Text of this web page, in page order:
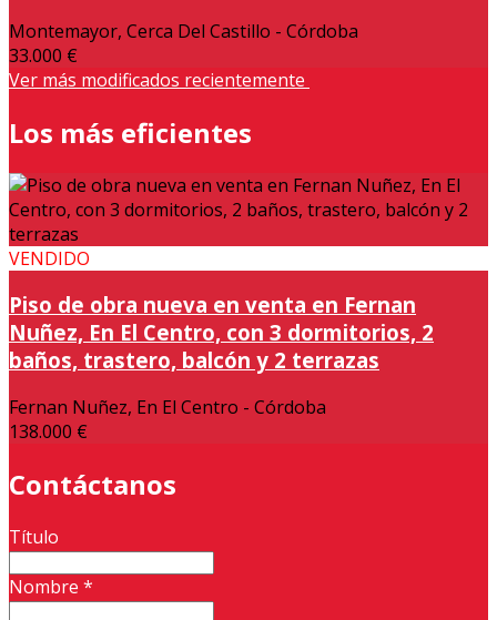
Montemayor, Cerca Del Castillo - Córdoba
33.000 €
Ver más modificados recientemente
Los más eficientes
VENDIDO
Piso de obra nueva en venta en Fernan
Nuñez, En El Centro, con 3 dormitorios, 2
baños, trastero, balcón y 2 terrazas
Fernan Nuñez, En El Centro - Córdoba
138.000 €
Contáctanos
Título
Nombre *